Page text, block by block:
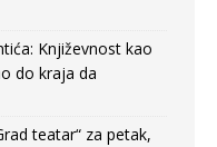
Književnost kao
do kraja da
teatar“ za petak,